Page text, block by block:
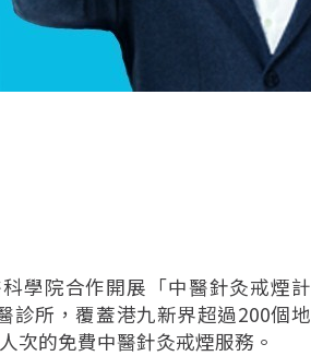
學院合作開展「中醫針灸戒煙計
診所，覆蓋港九新界超過200個地
次的免費中醫針灸戒煙服務。